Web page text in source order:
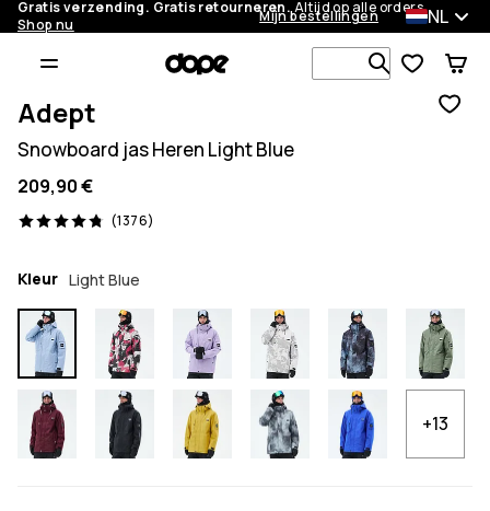
Gratis verzending. Gratis retourneren.Altijd op alle orders.
Shop nu
Mijn bestellingen NL
Zoek in 1
Adept
Snowboard jas Heren Light Blue
209,90 €
(1376)
1376 beoordelingen, 4.8/5
Kleur Light Blue
+13